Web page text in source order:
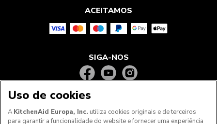
ACEITAMOS
SIGA-NOS
Uso de cookies
A KitchenAid Europa, Inc. utiliza cookies originais e de terceiros
para garantir a funcionalidade do website e fornecer uma experiência